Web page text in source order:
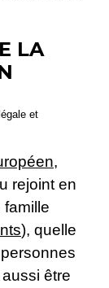
LA
et
,
rejoint en
famille
), quelle
être